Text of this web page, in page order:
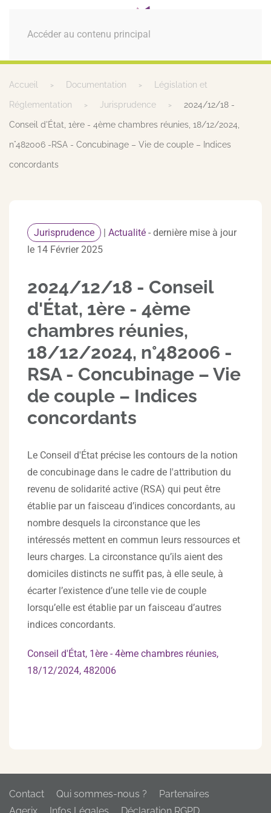
Accéder au contenu principal
MENU
Accueil Documentation Législation et
Réglementation Jurisprudence 2024/12/18 -
Conseil d'État, 1ère - 4ème chambres réunies, 18/12/2024,
n°482006 -RSA - Concubinage – Vie de couple – Indices
concordants
Jurisprudence | Actualité - dernière mise à jour
le 14 Février 2025
2024/12/18 - Conseil
d'État, 1ère - 4ème
chambres réunies,
18/12/2024, n°482006 -
RSA - Concubinage – Vie
de couple – Indices
concordants
Le Conseil d'État précise les contours de la notion
de concubinage dans le cadre de l'attribution du
revenu de solidarité active (RSA) qui peut être
établie par un faisceau d’indices concordants, au
nombre desquels la circonstance que les
intéressés mettent en commun leurs ressources et
leurs charges. La circonstance qu’ils aient des
domiciles distincts ne suffit pas, à elle seule, à
écarter l’existence d’une telle vie de couple
lorsqu’elle est établie par un faisceau d’autres
indices concordants.
Conseil d'État, 1ère - 4ème chambres réunies,
18/12/2024, 482006
Contact Qui sommes-nous ?
Partenaires